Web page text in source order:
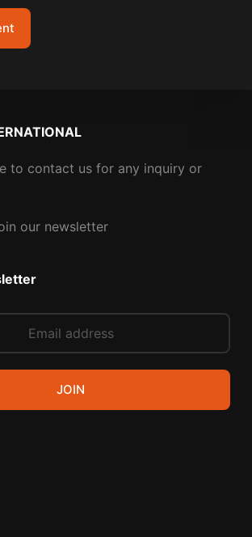
to contact us for any inquiry or
our newsletter
JOIN